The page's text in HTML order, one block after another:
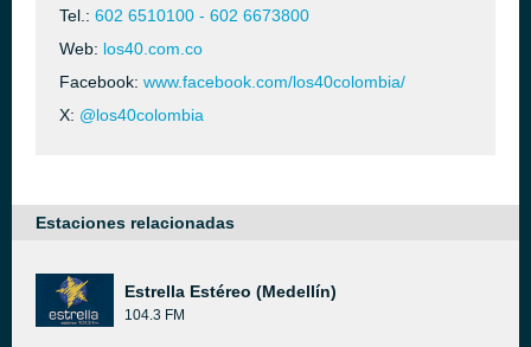
Tel.: 602 6510100 - 602 6673800
Web: los40.com.co
Facebook: www.facebook.com/los40colombia/
X: @los40colombia
Estaciones relacionadas
Estrella Estéreo (Medellín)
104.3 FM